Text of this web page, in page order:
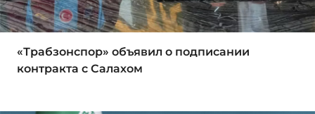
«Трабзонспор» объявил о подписании
контракта с Салахом